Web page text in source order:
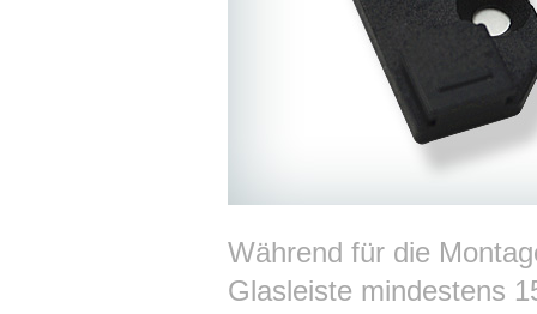
Während für die
Glasleiste mindestens